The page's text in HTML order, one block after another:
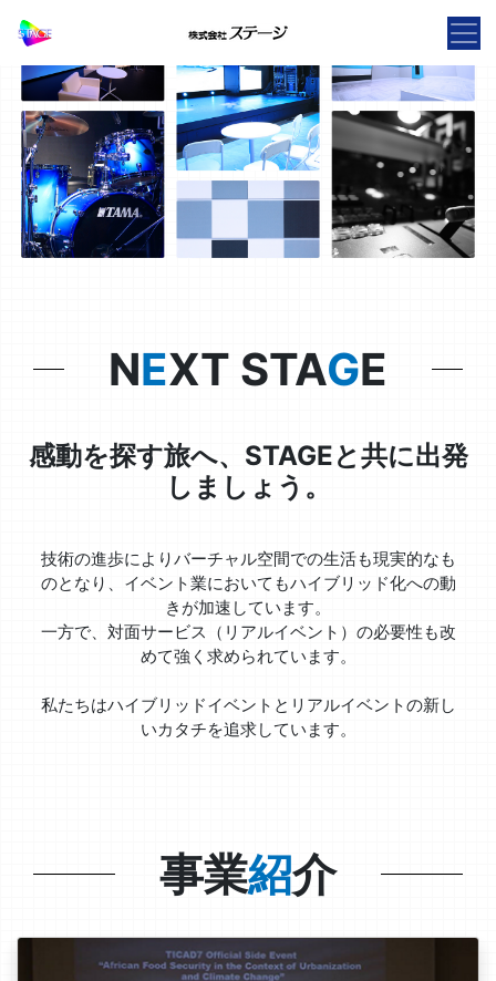
NEXT STAGE
感動を探す旅へ、STAGEと共に出発
しましょう。
技術の進歩によりバーチャル空間での生活も現実的なも
のとなり、イベント業においてもハイブリッド化への動
きが加速しています。
一方で、対面サービス（リアルイベント）の必要性も改
めて強く求められています。
私たちはハイブリッドイベントとリアルイベントの新し
いカタチを追求しています。
事業紹介